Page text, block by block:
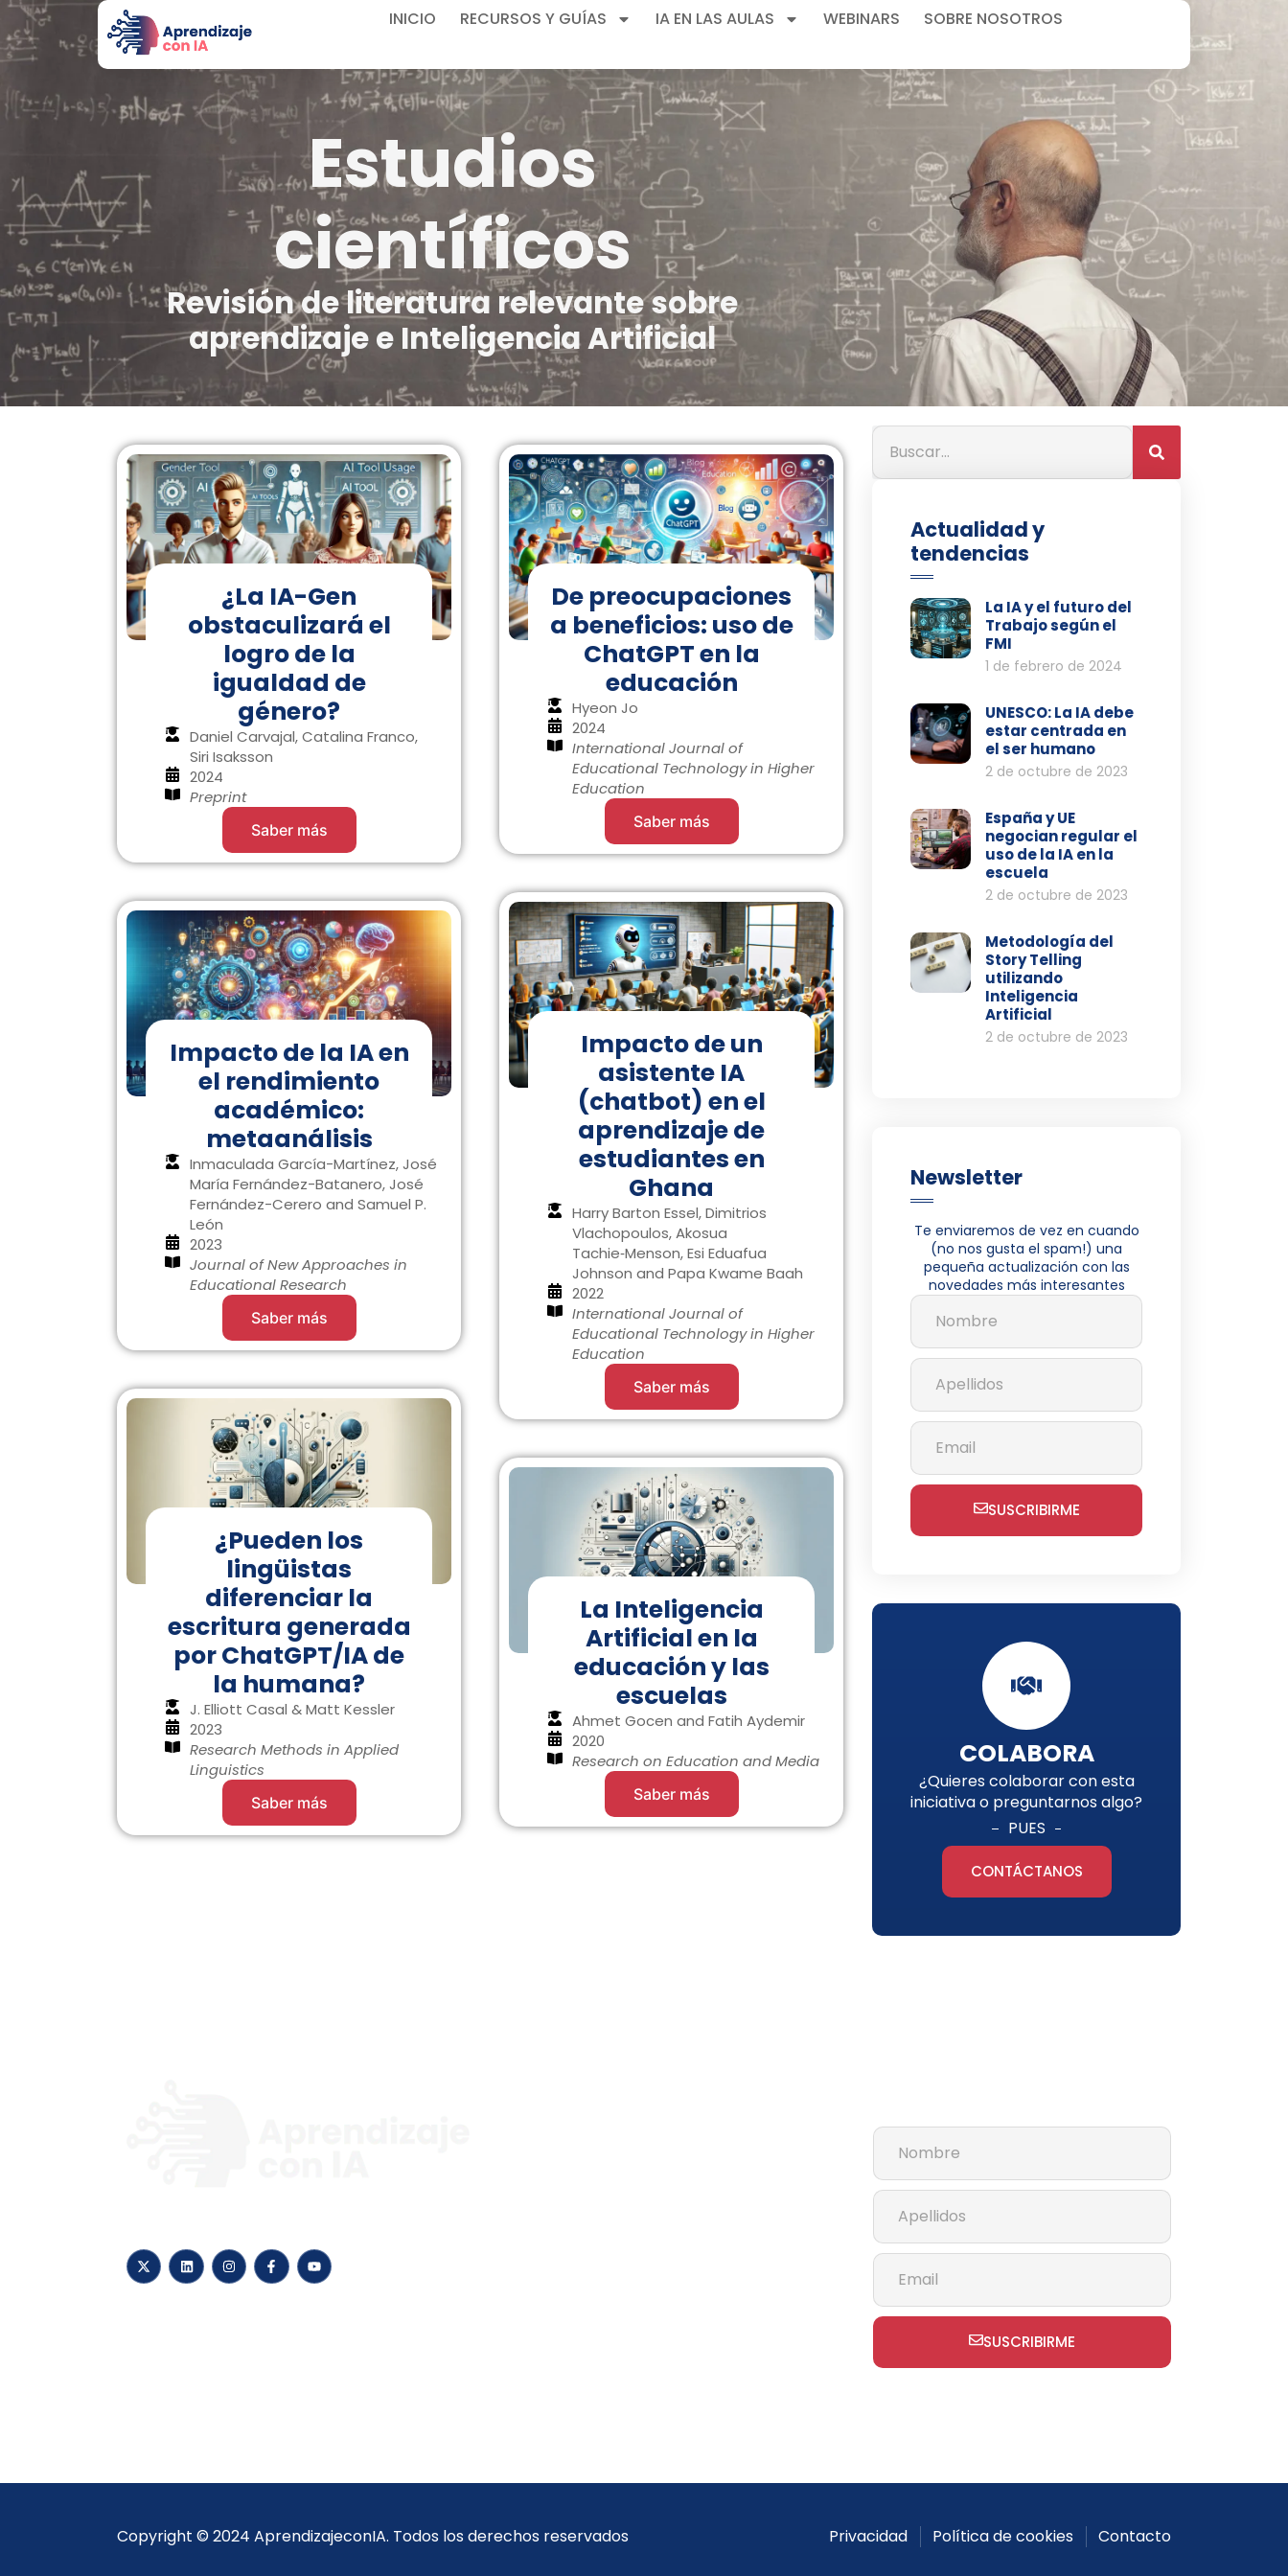
INICIO RECURSOS Y GUÍAS IA EN LAS AULAS WEBINARS SOBRE NOSOTROS
Estudios
científicos​
Revisión de literatura relevante sobre
aprendizaje e Inteligencia Artificial
¿La IA-Gen
obstaculizará el
logro de la
igualdad de
género?
Daniel Carvajal, Catalina Franco,
Siri Isaksson
2024
Preprint
Saber más
De preocupaciones
a beneficios: uso de
ChatGPT en la
educación
Hyeon Jo
2024
International Journal of
Educational Technology in Higher
Education
Saber más
Impacto de un
asistente IA
(chatbot) en el
aprendizaje de
estudiantes en
Ghana
Harry Barton Essel, Dimitrios
Vlachopoulos, Akosua
Tachie‑Menson, Esi Eduafua
Johnson and Papa Kwame Baah
2022
International Journal of
Educational Technology in Higher
Education
Saber más
Impacto de la IA en
el rendimiento
académico:
metaanálisis
Inmaculada García-Martínez, José
María Fernández-Batanero, José
Fernández-Cerero and Samuel P.
León
2023
Journal of New Approaches in
Educational Research
Saber más
¿Pueden los
lingüistas
diferenciar la
escritura generada
por ChatGPT/IA de
la humana?
J. Elliott Casal & Matt Kessler
2023
Research Methods in Applied
Linguistics
Saber más
La Inteligencia
Artificial en la
educación y las
escuelas
Ahmet Gocen and Fatih Aydemir
2020
Research on Education and Media
Saber más
Actualidad y
tendencias
La IA y el futuro del
Trabajo según el
FMI
1 de febrero de 2024
UNESCO: La IA debe
estar centrada en
el ser humano
2 de octubre de 2023
España y UE
negocian regular el
uso de la IA en la
escuela
2 de octubre de 2023
Metodología del
Story Telling
utilizando
Inteligencia
Artificial
2 de octubre de 2023
Newsletter
Te enviaremos de vez en cuando
(no nos gusta el spam!) una
pequeña actualización con las
novedades más interesantes
SUSCRIBIRME
COLABORA
¿Quieres colaborar con esta
iniciativa o preguntarnos algo?
PUES
CONTÁCTANOS
SUSCRIBIRME
Copyright © 2024 AprendizajeconIA. Todos los derechos reservados Privacidad Política de cookies Contacto